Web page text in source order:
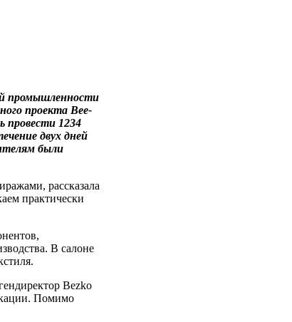
промышленности
проекта Bee-
провести 1234
двух дней
были
рассказала
практически
В салоне
Bezko
Помимо